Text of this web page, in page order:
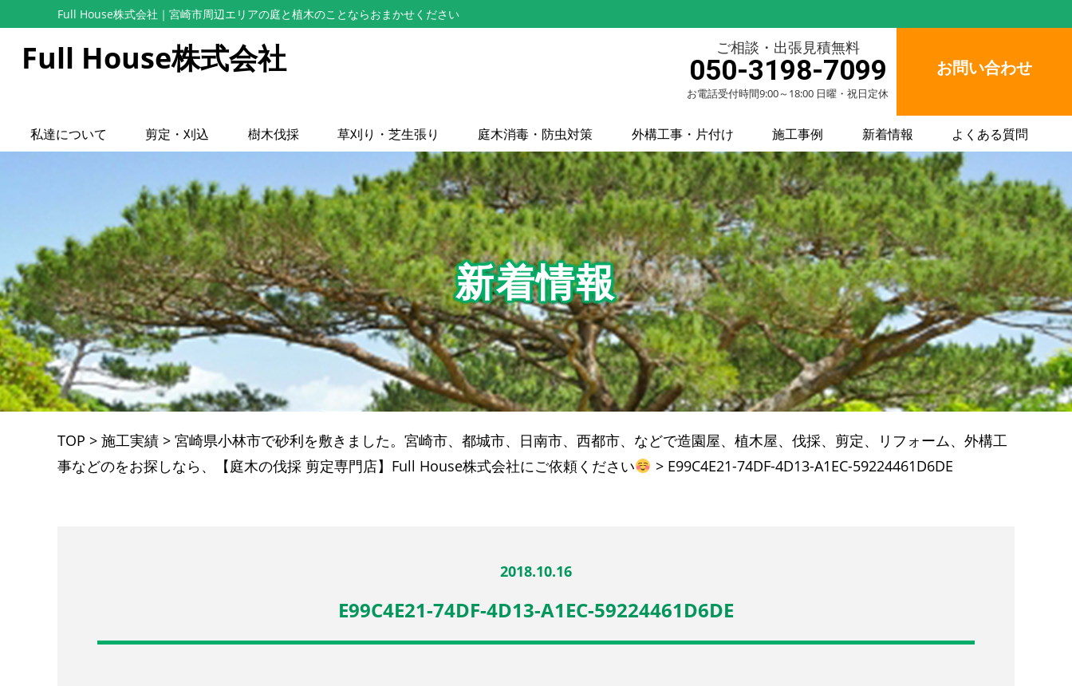
Full House株式会社 ｜宮崎市周辺エリアの庭と植木のことならおまかせください
Full House株式会社 ご相談・出張見積無料
050-3198-7099
お電話受付時間9:00～18:00 日曜・祝日定休
お問い合わせ
私達について 剪定・刈込 樹木伐採 草刈り・芝生張り 庭木消毒・防虫対策 外構工事・片付け 施工事例 新着情報 よくある質問
新着情報
TOP > 施工実績 > 宮崎県小林市で砂利を敷きました。宮崎市、都城市、日南市、西都市、などで造園屋、植木屋、伐採、剪定、リフォーム、外構工
事などのをお探しなら、【庭木の伐採 剪定専門店】Full House株式会社にご依頼ください
> E99C4E21-74DF-4D13-A1EC-59224461D6DE
2018.10.16
E99C4E21-74DF-4D13-A1EC-59224461D6DE